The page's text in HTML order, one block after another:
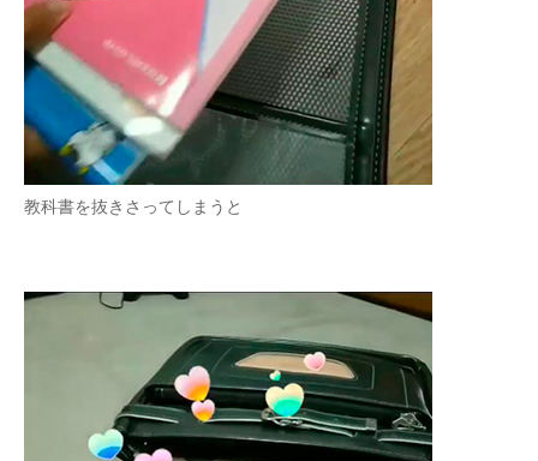
教科書を抜きさってしまうと